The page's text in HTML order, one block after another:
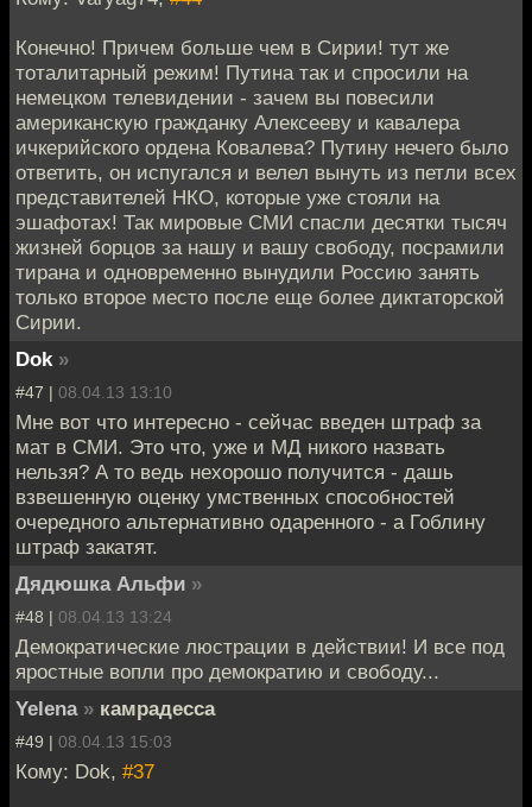
Конечно! Причем больше чем в Сирии! тут же
тоталитарный режим! Путина так и спросили на
немецком телевидении - зачем вы повесили
американскую гражданку Алексееву и кавалера
ичкерийского ордена Ковалева? Путину нечего было
ответить, он испугался и велел вынуть из петли всех
представителей НКО, которые уже стояли на
эшафотах! Так мировые СМИ спасли десятки тысяч
жизней борцов за нашу и вашу свободу, посрамили
тирана и одновременно вынудили Россию занять
только второе место после еще более диктаторской
Сирии.
Dok »
#47 | 08.04.13 13:10
Мне вот что интересно - сейчас введен штраф за
мат в СМИ. Это что, уже и МД никого назвать
нельзя? А то ведь нехорошо получится - дашь
взвешенную оценку умственных способностей
очередного альтернативно одаренного - а Гоблину
штраф закатят.
Дядюшка Альфи »
#48 | 08.04.13 13:24
Демократические люстрации в действии! И все под
яростные вопли про демократию и свободу...
Yelena » камрадесса
#49 | 08.04.13 15:03
Кому: Dok, #37